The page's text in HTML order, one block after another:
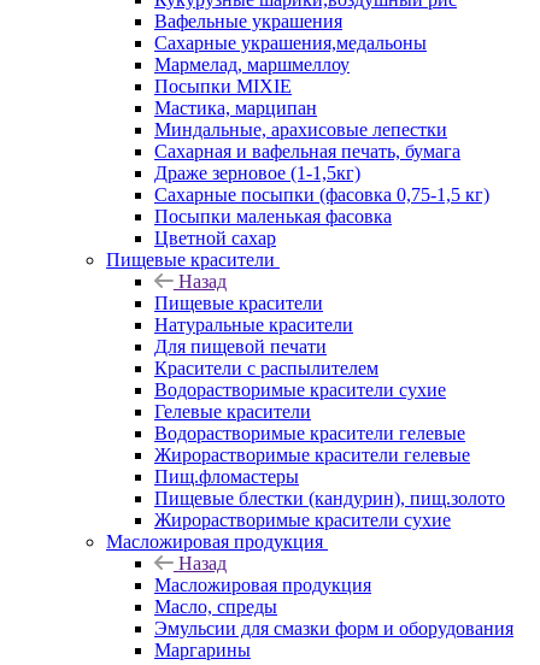
Вафельные украшения
Сахарные украшения,медальоны
Мармелад, маршмеллоу
Посыпки MIXIE
Мастика, марципан
Миндальные, арахисовые лепестки
Сахарная и вафельная печать, бумага
Драже зерновое (1-1,5кг)
Сахарные посыпки (фасовка 0,75-1,5 кг)
Посыпки маленькая фасовка
Цветной сахар
Пищевые красители
Назад
Пищевые красители
Натуральные красители
Для пищевой печати
Красители с распылителем
Водорастворимые красители сухие
Гелевые красители
Водорастворимые красители гелевые
Жирорастворимые красители гелевые
Пищ.фломастеры
Пищевые блестки (кандурин), пищ.золото
Жирорастворимые красители сухие
Масложировая продукция
Назад
Масложировая продукция
Масло, спреды
Эмульсии для смазки форм и оборудования
Маргарины